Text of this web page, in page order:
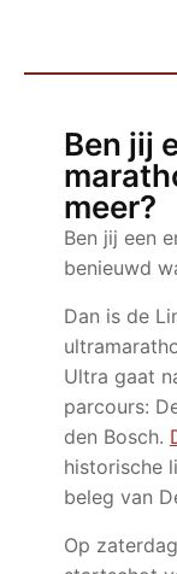
Ben jij
meer?
Ben jij een
benieuwd
Dan is de
Ultra gaat
parcours:
den Bosch.
historische
beleg van
Op